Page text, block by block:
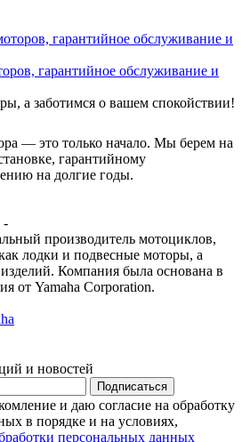
гарантийное обслуживание и
а заботимся о вашем спокойствии!
— это только начало. Мы берем на
гарантийному
на долгие годы.
-
производитель мотоциклов,
лодки и подвесные моторы, а
Компания была основана в
от Yamaha Corporation.
и новостей
Подписаться
и даю согласие на обработку
в порядке и на условиях,
персональных данных